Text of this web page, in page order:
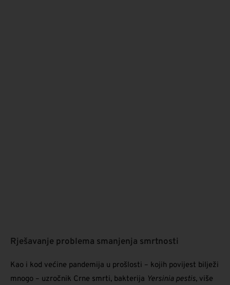
Rješavanje problema smanjenja smrtnosti
Kao i kod većine pandemija u prošlosti – kojih povijest bilježi
mnogo – uzročnik Crne smrti, bakterija Yersinia pestis, više